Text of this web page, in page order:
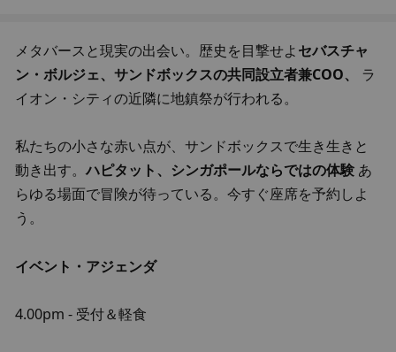
メタバースと現実の出会い。歴史を目撃せよセバスチャ
ン・ボルジェ、サンドボックスの共同設立者兼COO、
ラ
イオン・シティの近隣に地鎮祭が行われる。
私たちの小さな赤い点が、サンドボックスで生き生きと
動き出す。ハピタット、シンガポールならではの体験 あ
らゆる場面で冒険が待っている。今すぐ座席を予約しよ
う。
イベント・アジェンダ
4.00pm - 受付＆軽食